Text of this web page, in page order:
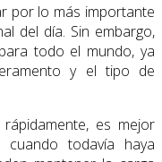
por lo más importante
del día. Sin embargo,
todo el mundo, ya
y el tipo de
es mejor
todavía haya